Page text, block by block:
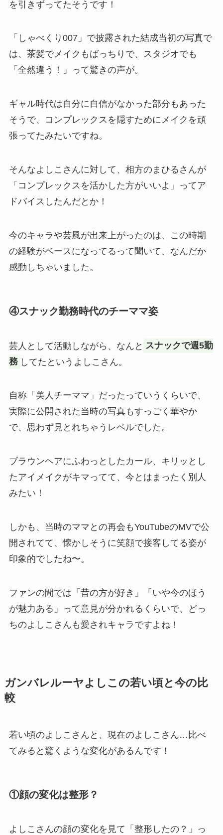
を引きずってたそうです！
「しゃべくり007」で披露された結成当初の写真で
は、茶髪でメイクもばっちりで、スタジオでも
「全然違う！」って驚きの声が。
ギャル時代は自分に自信がなかった部分もあった
そうで、コンプレックスを隠すためにメイクを頑
張ってたみたいですね。
そんなよしこさんに対して、相方のまひるさんが
「コンプレックスを活かした方がいいよ」ってア
ドバイスしたんだとか！
今のキャラや芸風が出来上がったのは、この時期
の経験がベースになってるって聞いて、なんだか
感動しちゃいました。
④スナック勤務時代のチーママ姿
芸人として活動しながら、なんと スナックで週5勤
務 してたというよしこさん。
自称「美人チーママ」だったっていうくらいで、
実際に公開された当時の写真もすっごく華やか
で、思わず見とれちゃうレベルでした。
ブラウンヘアにふわっとしたカール、キリッとし
たアイメイクがキマってて、今とはまったく別人
みたい！
しかも、当時のママとの再会もYouTubeのMVで公
開されてて、懐かしそうに笑顔で接客してる姿が
印象的でしたね〜。
ファンの間では「昔の方が好き」「いや今のほう
が魅力ある」って意見が分かれるくらいで、どっ
ちのよしこさんも愛されキャラですよね！
ガンバレルーヤよしこの若い頃と今の比
較
若い頃のよしこさんと、現在のよしこさん…比べ
てみると驚くような変化があるんです！
①顔の変化は整形？
よしこさんの顔の変化を見て「整形したの？」っ